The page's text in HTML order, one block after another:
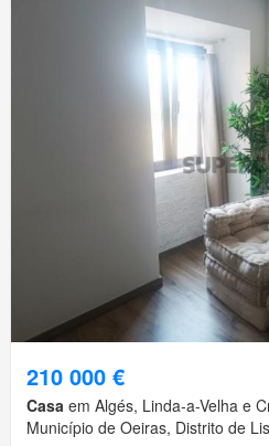
210 000 €
Casa em Algés, Linda-a-Velha e
Município de Oeiras, Distrito de